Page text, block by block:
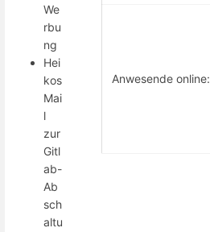
Anwesende online:
We
rbu
ng
Hei
kos
Mai
l
zur
Gitl
ab-
Ab
sch
altu